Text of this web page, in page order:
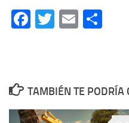
Facebook
Twitter
Email
TAMBIÉN TE PODRÍA